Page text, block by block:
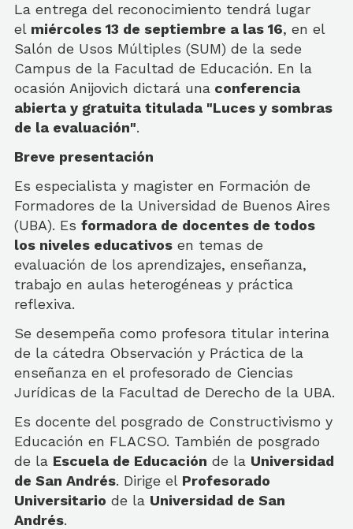
La entrega del reconocimiento tendrá lugar
el miércoles 13 de septiembre a las 16, en el
Salón de Usos Múltiples (SUM) de la sede
Campus de la Facultad de Educación. En la
ocasión Anijovich dictará una conferencia
abierta y gratuita titulada "Luces y sombras
de la evaluación".
Breve presentación
Es especialista y magister en Formación de
Formadores de la Universidad de Buenos Aires
(UBA). Es formadora de docentes de todos
los niveles educativos en temas de
evaluación de los aprendizajes, enseñanza,
trabajo en aulas heterogéneas y práctica
reflexiva.
Se desempeña como profesora titular interina
de la cátedra Observación y Práctica de la
enseñanza en el profesorado de Ciencias
Jurídicas de la Facultad de Derecho de la UBA.
Es docente del posgrado de Constructivismo y
Educación en FLACSO. También de posgrado
de la Escuela de Educación de la Universidad
de San Andrés. Dirige el Profesorado
Universitario de la Universidad de San
Andrés.